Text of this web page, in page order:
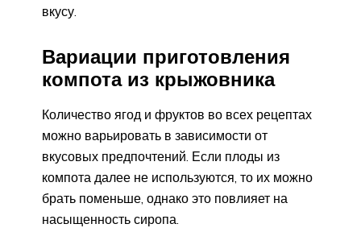
вкусу.
Вариации приготовления
компота из крыжовника
Количество ягод и фруктов во всех рецептах
можно варьировать в зависимости от
вкусовых предпочтений. Если плоды из
компота далее не используются, то их можно
брать поменьше, однако это повлияет на
насыщенность сиропа.